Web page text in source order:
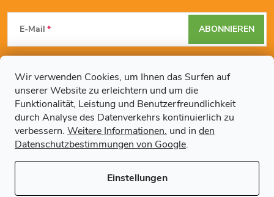
Wir verwenden Cookies, um Ihnen das Surfen auf
unserer Website zu erleichtern und um die
Funktionalität, Leistung und Benutzerfreundlichkeit
durch Analyse des Datenverkehrs kontinuierlich zu
verbessern. Weitere Informationen. und in den
Datenschutzbestimmungen von Google.
Einstellungen
m
e
e
d
e
g
F
u
ß
E-Mail
Mit der Eingabe Ihrer E-Mail-Adresse erklären Sie sich mit den
Datenschutzbestimmungen
einverstanden.
ABONNIEREN
Weitere Informationen